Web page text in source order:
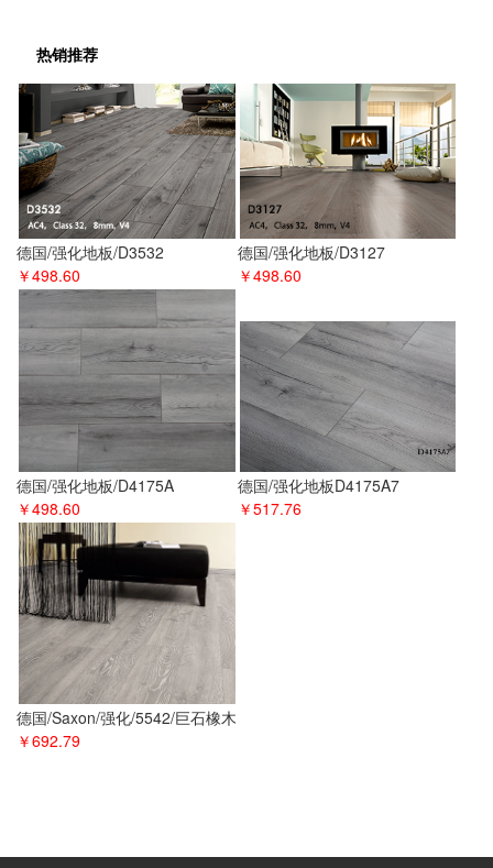
热销推荐
德国/强化地板/D3532
￥498.60
德国/强化地板/D3127
￥498.60
德国/强化地板/D4175A
￥498.60
德国/强化地板D4175A7
￥517.76
德国/Saxon/强化/5542/巨石橡木
￥692.79